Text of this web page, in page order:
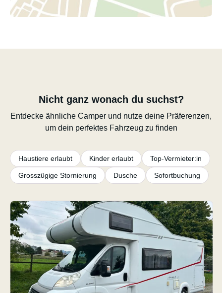
Nicht ganz wonach du suchst?
Entdecke ähnliche Camper und nutze deine Präferenzen,
um dein perfektes Fahrzeug zu finden
Haustiere erlaubt Kinder erlaubt Top-Vermieter:in
Grosszügige Stornierung Dusche Sofortbuchung